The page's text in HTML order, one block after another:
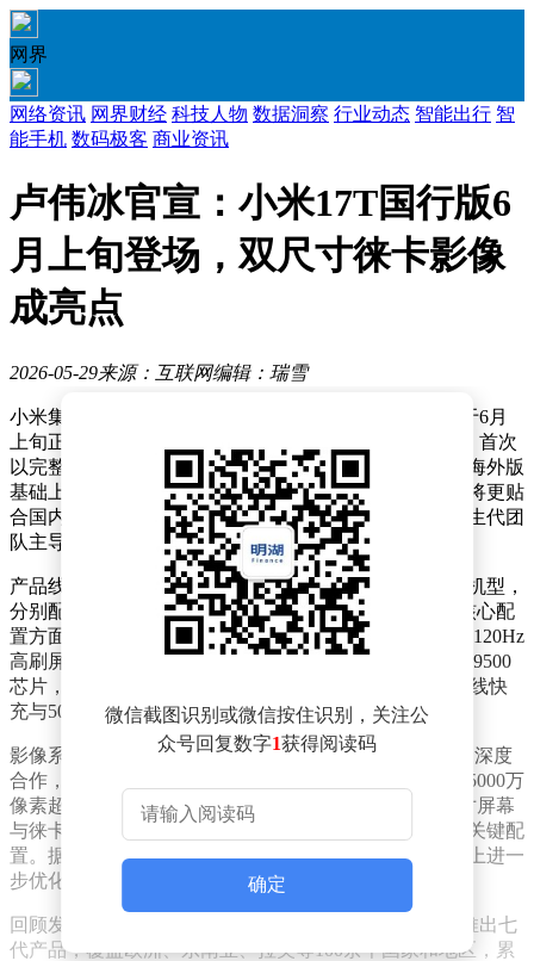
网界
网络资讯 网界财经 科技人物 数据洞察 行业动态 智能出行 智
能手机 数码极客 商业资讯
卢伟冰官宣：小米17T国行版6
月上旬登场，双尺寸徕卡影像
成亮点
2026-05-29来源：互联网编辑：瑞雪
小米集团总裁卢伟冰近日宣布，小米17T系列国行版将于6月
上旬正式亮相。这是小米T系列在海外市场耕耘多年后，首次
以完整产品线形式回归国内市场。据介绍，国行版将在海外版
基础上进行深度本地化优化，从系统交互到功能设计都将更贴
合国内用户需求，同时发布会形式也将突破传统，由新生代团
队主导呈现。
产品线规划显示，小米17T系列将推出标准版与Pro版双机型，
分别配备6.59英寸和6.83英寸屏幕，形成中大屏组合。核心配
置方面，标准版搭载联发科天玑8500-Ultra处理器，配备120Hz
高刷屏、6500mAh电池及67W快充；Pro版则升级至天玑9500
芯片，采用144Hz屏幕、7000mAh电池，并支持100W有线快
充与50W无线快充的组合方案。
影像系统成为该系列核心亮点之一。Pro版延续与徕卡的深度
合作，搭载由5000万像素主摄、5000万像素潜望长焦及5000万
像素超广角组成的三摄模组，支持5倍光学变焦。双尺寸屏幕
与徕卡潜望镜头的组合，被视为国行版冲击高端市场的关键配
置。据供应链消息，国行版可能在影像算法和色彩调校上进一
步优化，以适应国内消费者偏好。
回顾发展历程，小米T系列自2019年海外首发以来，已推出七
代产品，覆盖欧洲、东南亚、拉美等100余个国家和地区，累
微信截图识别或微信按住识别，关注公
众号回复数字1获得阅读码
确定